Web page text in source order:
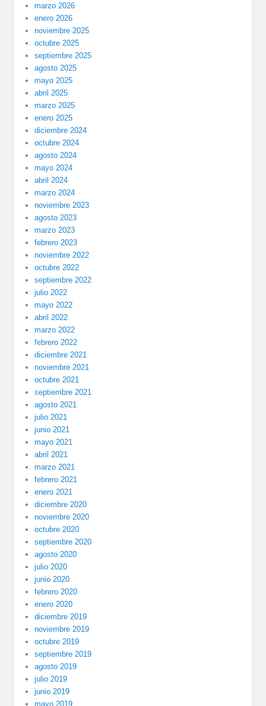
marzo 2026
enero 2026
noviembre 2025
octubre 2025
septiembre 2025
agosto 2025
mayo 2025
abril 2025
marzo 2025
enero 2025
diciembre 2024
octubre 2024
agosto 2024
mayo 2024
abril 2024
marzo 2024
noviembre 2023
agosto 2023
marzo 2023
febrero 2023
noviembre 2022
octubre 2022
septiembre 2022
julio 2022
mayo 2022
abril 2022
marzo 2022
febrero 2022
diciembre 2021
noviembre 2021
octubre 2021
septiembre 2021
agosto 2021
julio 2021
junio 2021
mayo 2021
abril 2021
marzo 2021
febrero 2021
enero 2021
diciembre 2020
noviembre 2020
octubre 2020
septiembre 2020
agosto 2020
julio 2020
junio 2020
febrero 2020
enero 2020
diciembre 2019
noviembre 2019
octubre 2019
septiembre 2019
agosto 2019
julio 2019
junio 2019
mayo 2019